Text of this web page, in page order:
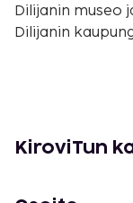
Dilijanin museo
Dilijanin
Goshavankin
KiroviTun